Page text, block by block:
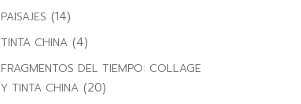
PAISAJES (14)
TINTA CHINA (4)
FRAGMENTOS DEL TIEMPO: COLLAGE
Y TINTA CHINA (20)